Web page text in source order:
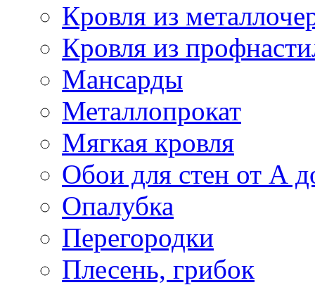
Кровля из
Кровля из
Мансарды
Металлопрокат
Мягкая кровля
Обои для стен от А
Опалубка
Перегородки
Плесень, грибок